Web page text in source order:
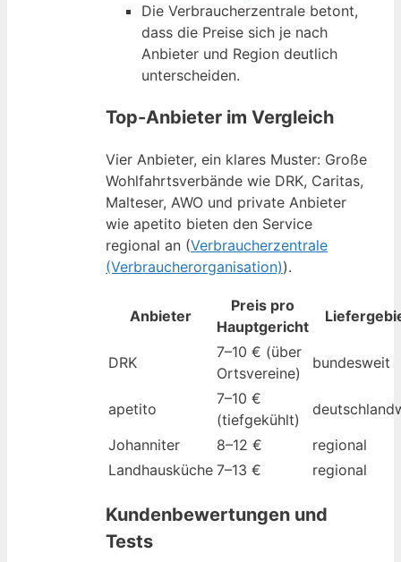
Die Verbraucherzentrale betont,
dass die Preise sich je nach
Anbieter und Region deutlich
unterscheiden.
Top-Anbieter im Vergleich
Vier Anbieter, ein klares Muster: Große
Wohlfahrtsverbände wie DRK, Caritas,
Malteser, AWO und private Anbieter
wie apetito bieten den Service
regional an (Verbraucherzentrale
(Verbraucherorganisation)).
Anbieter
Preis pro
Hauptgericht
DRK
7–10 € (über
Ortsvereine)
bundesweit
apetito
7–10 €
(tiefgekühlt)
Johanniter
8–12 €
regional
Landhausküche 7–13 € regional
Kundenbewertungen und
Tests